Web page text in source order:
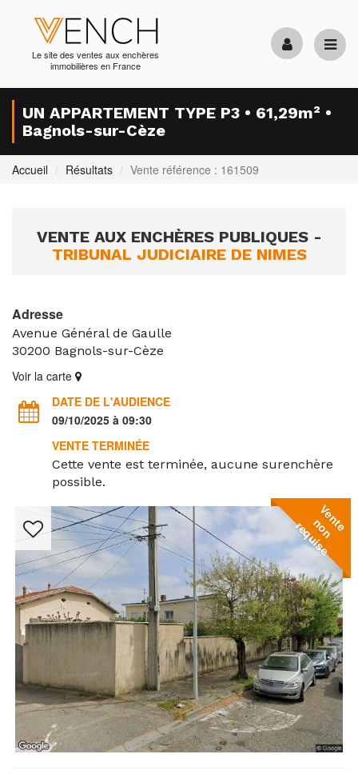
Le site des ventes aux enchères
immobilières en France
UN APPARTEMENT TYPE P3 • 61,29m² •
Bagnols-sur-Cèze
Accueil Résultats Vente référence : 161509
VENTE AUX ENCHÈRES PUBLIQUES -
TRIBUNAL JUDICIAIRE DE NIMES
Adresse
Avenue Général de Gaulle
30200 Bagnols-sur-Cèze
Voir la carte
DATE DE L'AUDIENCE
09/10/2025 à 09:30
VENTE TERMINÉE
Cette vente est terminée, aucune surenchère
possible.
V
e
n
t
e
n
o
n
r
e
q
u
i
s
e